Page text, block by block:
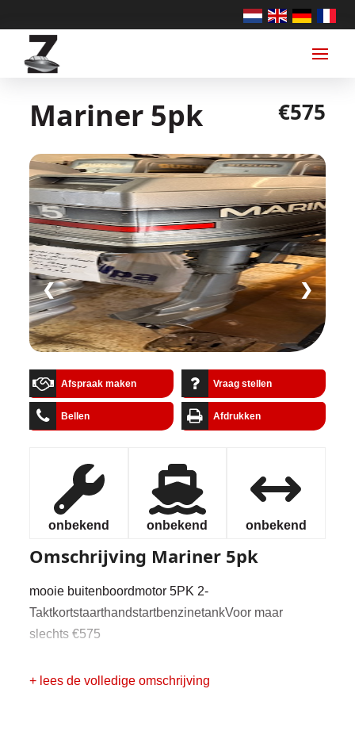
Mariner 5pk €575
❮ ❯
Afspraak maken Vraag stellen
Bellen Afdrukken
onbekend onbekend onbekend
Omschrijving Mariner 5pk
mooie buitenboordmotor 5PK 2-
TaktkortstaarthandstartbenzinetankVoor maar
slechts €575
+ lees de volledige omschrijving